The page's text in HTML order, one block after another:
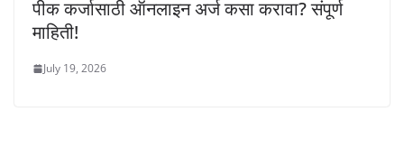
पीक कर्जासाठी ऑनलाइन अर्ज कसा करावा? संपूर्ण
माहिती!
July 19, 2026